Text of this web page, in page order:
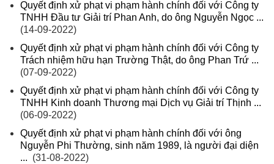
Quyết định xử phạt vi phạm hành chính đối với Công ty
TNHH Đầu tư Giải trí Phan Anh, do ông Nguyễn Ngọc ...
(14-09-2022)
Quyết định xử phạt vi phạm hành chính đối với Công ty
Trách nhiệm hữu hạn Trường Thật, do ông Phan Trứ ...
(07-09-2022)
Quyết định xử phạt vi phạm hành chính đối với Công ty
TNHH Kinh doanh Thương mại Dịch vụ Giải trí Thịnh ...
(06-09-2022)
Quyết định xử phạt vi phạm hành chính đối với ông
Nguyễn Phi Thường, sinh năm 1989, là người đại diện
... (31-08-2022)